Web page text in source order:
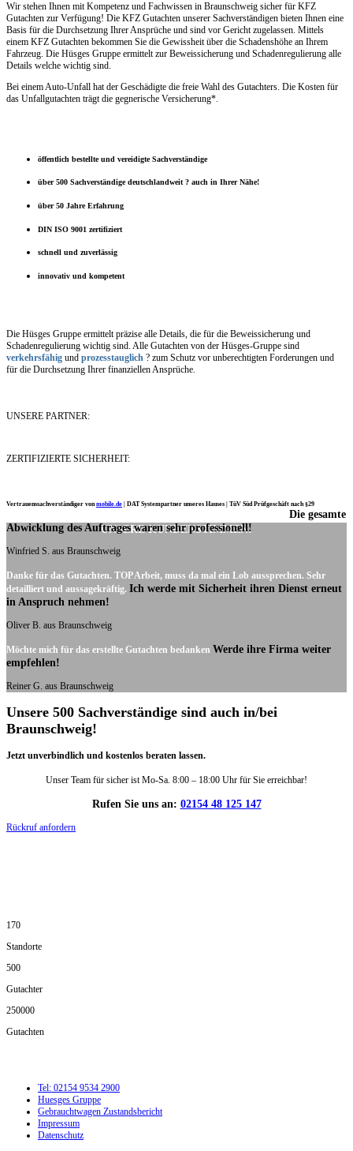
Wir stehen Ihnen mit Kompetenz und Fachwissen in Braunschweig sicher für KFZ
Gutachten zur Verfügung! Die KFZ Gutachten unserer Sachverständigen bieten Ihnen eine
Basis für die Durchsetzung Ihrer Ansprüche und sind vor Gericht zugelassen. Mittels
einem KFZ Gutachten bekommen Sie die Gewissheit über die Schadenshöhe an Ihrem
Fahrzeug. Die Hüsges Gruppe ermittelt zur Beweissicherung und Schadenregulierung alle
Details welche wichtig sind.
Bei einem Auto-Unfall hat der Geschädigte die freie Wahl des Gutachters. Die Kosten für
das Unfallgutachten trägt die gegnerische Versicherung*.
öffentlich bestellte und vereidigte Sachverständige
über 500 Sachverständige deutschlandweit ? auch in Ihrer Nähe!
über 50 Jahre Erfahrung
DIN ISO 9001 zertifiziert
schnell und zuverlässig
innovativ und kompetent
Die Hüsges Gruppe ermittelt präzise alle Details, die für die Beweissicherung und
Schadenregulierung wichtig sind. Alle Gutachten von der Hüsges-Gruppe sind
verkehrsfähig und prozesstauglich ? zum Schutz vor unberechtigten Forderungen und
für die Durchsetzung Ihrer finanziellen Ansprüche.
UNSERE PARTNER:
ZERTIFIZIERTE SICHERHEIT:
Vertrauenssachverständiger vonmobile.de DAT Systempartner unseres Hauses | TüV Süd Prüfgeschäft nach §29
UNSERE KUNDENSTIMMEN:
Die gesamte
Abwicklung des Auftrages waren sehr professionell!
Winfried S. aus Braunschweig
Danke für das Gutachten. TOP Arbeit, muss da mal ein Lob aussprechen. Sehr
detailliert und aussagekräftig. Ich werde mit Sicherheit ihren Dienst erneut
in Anspruch nehmen!
Oliver B. aus Braunschweig
Möchte mich für das erstellte Gutachten bedanken Werde ihre Firma weiter
empfehlen!
Reiner G. aus Braunschweig
Unsere 500 Sachverständige sind auch in/bei
Braunschweig!
Jetzt unverbindlich und kostenlos beraten lassen.
Unser Team für sicher ist Mo-Sa. 8:00 – 18:00 Uhr für Sie erreichbar!
Rufen Sie uns an: 02154 48 125 147
Rückruf anfordern
170
Standorte
500
Gutachter
250000
Gutachten
Tel: 02154 9534 2900
Huesges Gruppe
Gebrauchtwagen Zustandsbericht
Impressum
Datenschutz